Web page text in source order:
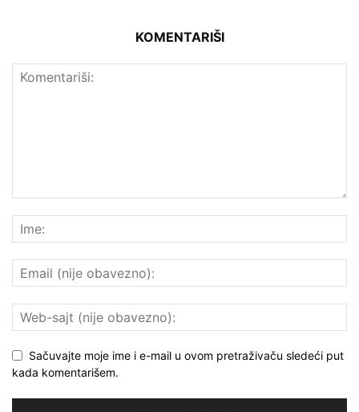
KOMENTARIŠI
Sačuvajte moje ime i e-mail u ovom pretraživaču sledeći put
kada komentarišem.